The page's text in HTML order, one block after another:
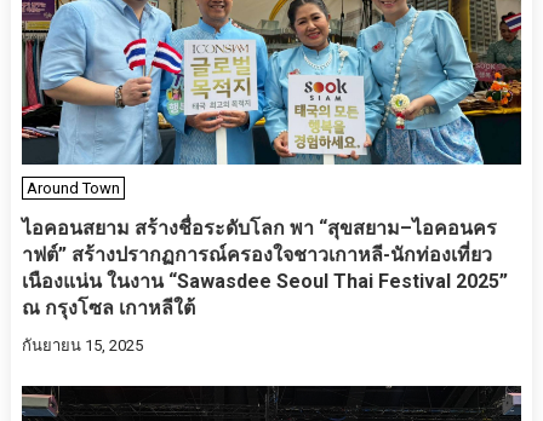
Around Town
ไอคอนสยาม สร้างชื่อระดับโลก พา “สุขสยาม–ไอคอนคร
าฟต์” สร้างปรากฏการณ์ครองใจชาวเกาหลี-นักท่องเที่ยว
เนืองแน่น ในงาน “Sawasdee Seoul Thai Festival 2025”
ณ กรุงโซล เกาหลีใต้
กันยายน 15, 2025